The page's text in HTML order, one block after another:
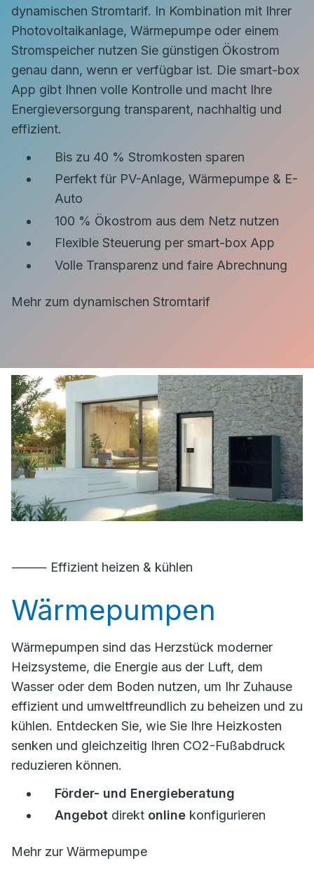
dynamischen Stromtarif. In Kombination mit Ihrer
Photovoltaikanlage, Wärmepumpe oder einem
Stromspeicher nutzen Sie günstigen Ökostrom
genau dann, wenn er verfügbar ist. Die smart-box
App gibt Ihnen volle Kontrolle und macht Ihre
Energieversorgung transparent, nachhaltig und
effizient.
Bis zu 40 % Stromkosten sparen
Perfekt für PV-Anlage, Wärmepumpe & E-
Auto
100 % Ökostrom aus dem Netz nutzen
Flexible Steuerung per smart-box App
Volle Transparenz und faire Abrechnung
Mehr zum dynamischen Stromtarif
⸻ Effizient heizen & kühlen
Wärmepumpen
Wärmepumpen sind das Herzstück moderner
Heizsysteme, die Energie aus der Luft, dem
Wasser oder dem Boden nutzen, um Ihr Zuhause
effizient und umweltfreundlich zu beheizen und zu
kühlen. Entdecken Sie, wie Sie Ihre Heizkosten
senken und gleichzeitig Ihren CO2-Fußabdruck
reduzieren können.
Förder- und Energieberatung
Angebot direkt online konfigurieren
Mehr zur Wärmepumpe